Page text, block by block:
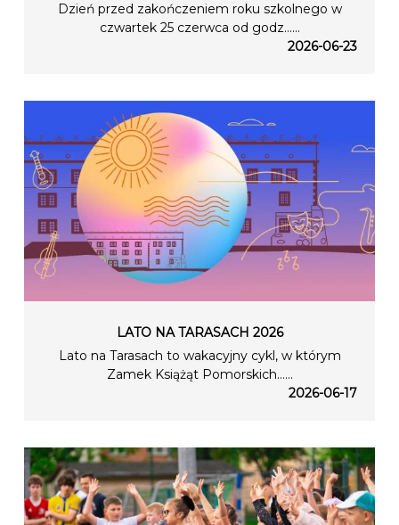
Dzień przed zakończeniem roku szkolnego w
czwartek 25 czerwca od godz…...
2026-06-23
LATO NA TARASACH 2026
Lato na Tarasach to wakacyjny cykl, w którym
Zamek Książąt Pomorskich…...
2026-06-17